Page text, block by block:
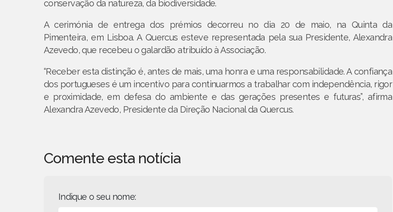
conservação da natureza, da biodiversidade.
A cerimónia de entrega dos prémios decorreu no dia 20 de maio, na Quinta da
Pimenteira, em Lisboa. A Quercus esteve representada pela sua Presidente, Alexandra
Azevedo, que recebeu o galardão atribuído à Associação.
“Receber esta distinção é, antes de mais, uma honra e uma responsabilidade. A confiança
dos portugueses é um incentivo para continuarmos a trabalhar com independência, rigor
e proximidade, em defesa do ambiente e das gerações presentes e futuras”, afirma
Alexandra Azevedo, Presidente da Direção Nacional da Quercus.
Comente esta notícia
Indique o seu nome: